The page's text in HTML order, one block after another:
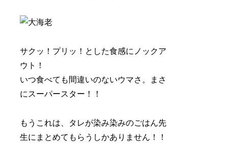
サクッ！プリッ！とした食感にノックア
ウト！
いつ食べても間違いのないウマさ。まさ
にスーパースター！！
もうこれは、タレが染み染みのごはん先
生にまとめてもらうしかありません！！